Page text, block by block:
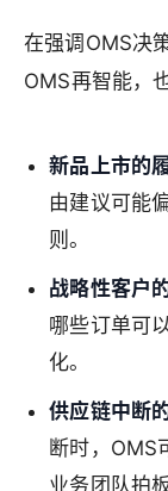
在强调OMS决
OMS再智能，
新品上市的
由建议可能
则。
战略性客户
哪些订单可
化。
供应链中断
断时，OMS
业务团队拍板